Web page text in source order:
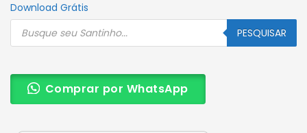
Download Grátis
Pesquisar
produtos PESQUISAR
Comprar por WhatsApp